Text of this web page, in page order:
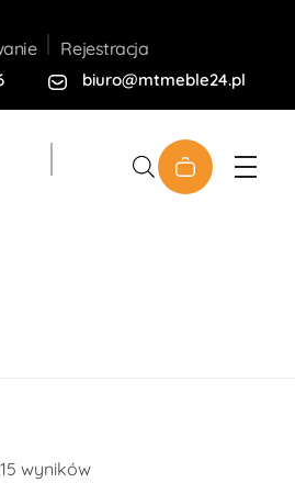
Rejestracja
biuro@mtmeble24.pl
wyników